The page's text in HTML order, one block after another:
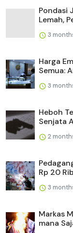
Pondasi
Lemah,
3
Harga
Semua:
3
Heboh
Senjata
2
Rp 20
3
Markas
mana